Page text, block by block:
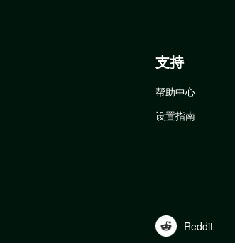
支持
帮助中心
设置指南
Reddit